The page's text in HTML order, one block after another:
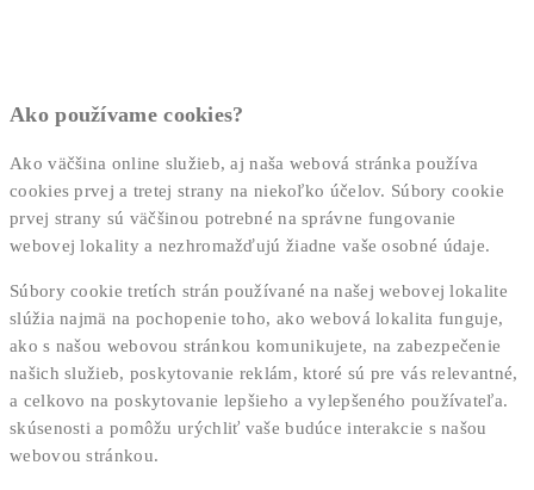
Ako používame cookies?
Ako väčšina online služieb, aj naša webová stránka používa
cookies prvej a tretej strany na niekoľko účelov. Súbory cookie
prvej strany sú väčšinou potrebné na správne fungovanie
webovej lokality a nezhromažďujú žiadne vaše osobné údaje.
Súbory cookie tretích strán používané na našej webovej lokalite
slúžia najmä na pochopenie toho, ako webová lokalita funguje,
ako s našou webovou stránkou komunikujete, na zabezpečenie
našich služieb, poskytovanie reklám, ktoré sú pre vás relevantné,
a celkovo na poskytovanie lepšieho a vylepšeného používateľa.
skúsenosti a pomôžu urýchliť vaše budúce interakcie s našou
webovou stránkou.